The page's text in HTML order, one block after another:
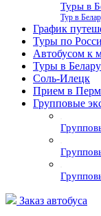
Туры в
Тур в
График
Туры по
Автобусом к
Туры в
Соль-Илецк
Прием в
Групповые
Заказ автобуса